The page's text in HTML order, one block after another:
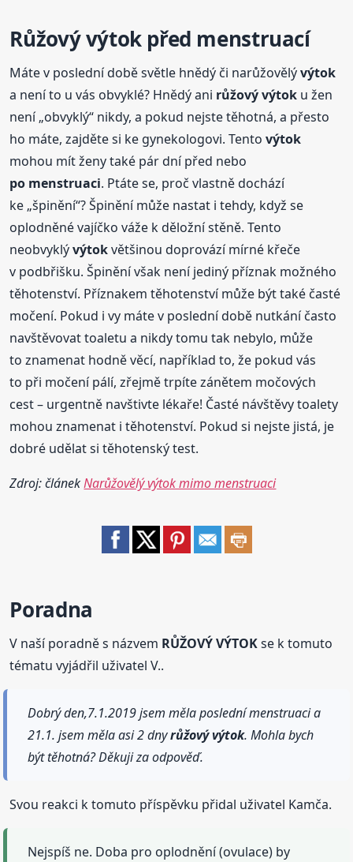
Růžovývýtokpřed menstruací
Máte v poslední době světle hnědý či narůžovělývýtok
a není to u vás obvyklé? Hnědý ani růžový výtok u žen
není „obvyklý“ nikdy, a pokud nejste těhotná, a přesto
ho máte, zajděte si ke gynekologovi. Tentovýtok
mohou mít ženy také pár dní před nebo
po menstruaci. Ptáte se, proč vlastně dochází
ke „špinění“? Špinění může nastat i tehdy, když se
oplodněné vajíčko váže k děložní stěně. Tento
neobvyklývýtokvětšinou doprovází mírné křeče
v podbřišku. Špinění však není jediný příznak možného
těhotenství. Příznakem těhotenství může být také časté
močení. Pokud i vy máte v poslední době nutkání často
navštěvovat toaletu a nikdy tomu tak nebylo, může
to znamenat hodně věcí, například to, že pokud vás
to při močení pálí, zřejmě trpíte zánětem močových
cest – urgentně navštivte lékaře! Časté návštěvy toalety
mohou znamenat i těhotenství. Pokud si nejste jistá, je
dobré udělat si těhotenský test.
Zdroj: článekNarůžovělý výtok mimo menstruaci
Poradna
V naší poradně s názvem RŮŽOVÝ VÝTOKse k tomuto
tématu vyjádřil uživatel V..
Dobrý den,7.1.2019 jsem měla poslední menstruaci a
21.1. jsem měla asi 2 dnyrůžovývýtok. Mohla bych
být těhotná? Děkuji za odpověď.
Svou reakci k tomuto příspěvku přidal uživatel Kamča.
Nejspíš ne. Doba pro oplodnění (ovulace) by